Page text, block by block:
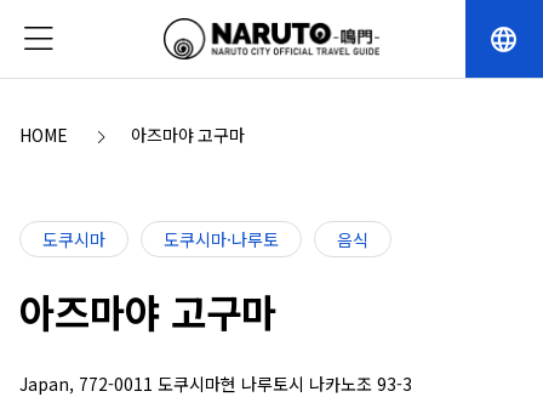
language
HOME 아즈마야 고구마
도쿠시마 도쿠시마·나루토 음식
아즈마야 고구마
Japan, 772-0011 도쿠시마현 나루토시 나카노조 93-3